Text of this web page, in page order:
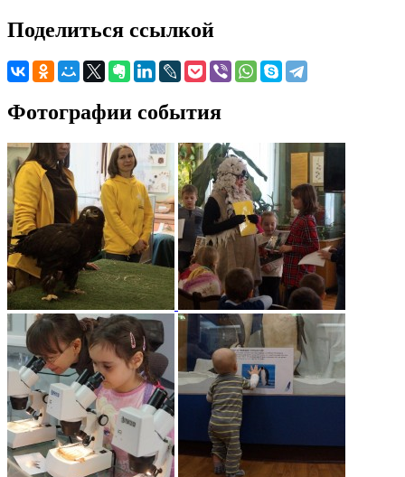
Поделиться ссылкой
Фотографии события